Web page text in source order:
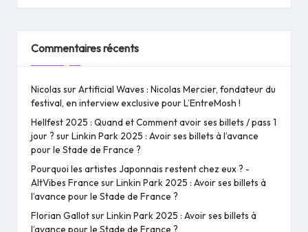
Commentaires récents
Nicolas surArtificial Waves : Nicolas Mercier, fondateur du
festival, en interview exclusive pour L’EntreMosh !
Hellfest 2025 : Quand et Comment avoir ses billets / pass 1
jour ? surLinkin Park 2025 : Avoir ses billets à l’avance
pour le Stade de France ?
Pourquoi les artistes Japonnais restent chez eux ? -
AltVibes France surLinkin Park 2025 : Avoir ses billets à
l’avance pour le Stade de France ?
Florian GallotsurLinkin Park 2025 : Avoir ses billets à
l’avance pour le Stade de France ?